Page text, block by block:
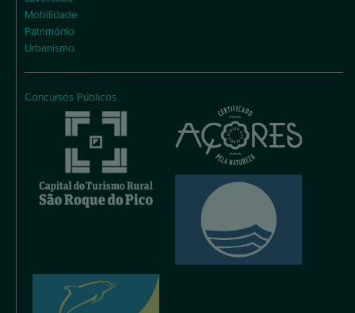
Mobilidade
Património
Urbanismo
Concursos Públicos